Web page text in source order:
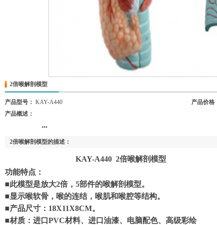
2倍喉解剖模型
产品型号： KAY-A440
产品价格
产品概述：
...
2倍喉解剖模型的描述：
KAY-A440 2倍喉解剖模型
功能特点：
■此模型是放大2倍，5部件的喉解剖模型。
■显示喉软骨，喉的连结，喉肌和喉腔等结构。
■产品尺寸：18X11X8CM。
■材质：进口PVC材料、进口油漆、电脑配色、高级彩绘